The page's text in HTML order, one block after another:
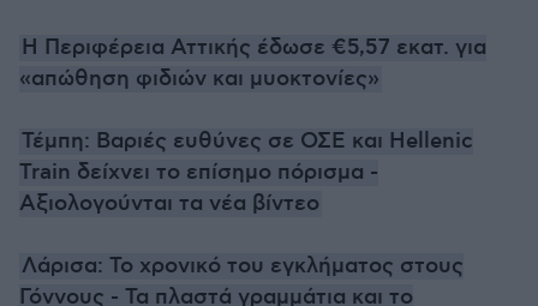
Η Περιφέρεια Αττικής έδωσε €5,57 εκατ. για
«απώθηση φιδιών και μυοκτονίες»
Τέμπη: Βαριές ευθύνες σε ΟΣΕ και Hellenic
Train δείχνει το επίσημο πόρισμα -
Αξιολογούνται τα νέα βίντεο
Λάρισα: Το χρονικό του εγκλήματος στους
Γόννους - Τα πλαστά γραμμάτια και το